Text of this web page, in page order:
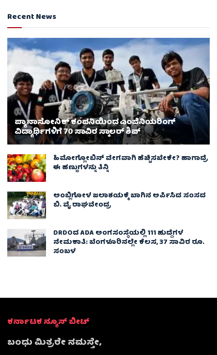
Recent News
ಪ್ಯಾನಾಸೋನಿಕ್ ಕಂಪನಿಯಿಂದ ಎಂಜಿನಿಯರಿಂಗ್
ವಿದ್ಯಾರ್ಥಿಗಳಿಗೆ 70 ಸಾವಿರ ಸ್ಕಾಲರ್ ಶಿಪ್
ಹಿಮೋಗ್ಲೋಬಿನ್ ವೇಗವಾಗಿ ಹೆಚ್ಚಿಸಬೇಕೇ? ಹಾಗಾದ್ರೆ
ಈ ಹಣ್ಣುಗಳನ್ನು ತಿನ್ನಿ
ಅಂಬ್ಲಿಗೋಳ ಜಲಾಶಯಕ್ಕೆ ಬಾಗಿನ ಅರ್ಪಿಸಿದ ಸಂಸದ
ಬಿ. ವೈ ರಾಘವೇಂದ್ರ
DRDOದ ADA ಅಂಗಸಂಸ್ಥೆಯಲ್ಲಿ 111 ಹುದ್ದೆಗಳ
ನೇಮಕಾತಿ: ಬೆಂಗಳೂರಿನಲ್ಲೇ ಕೆಲಸ, 37 ಸಾವಿರ ರೂ.
ಸಂಬಳ
ಕರ್ನಾಟಕ ನ್ಯೂಸ್ ಬೀಟ್
ಬಂಧು ಮಿತ್ರರೇ ನಮಸ್ತೇ,